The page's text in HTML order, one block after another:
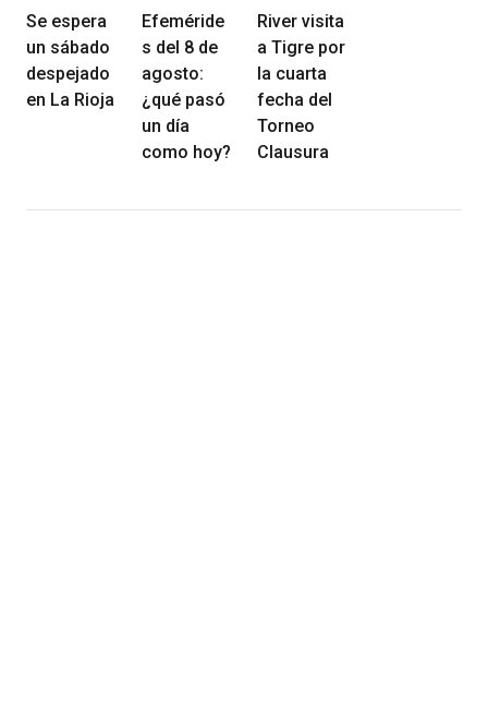
Se espera
un sábado
despejado
en La Rioja
Efeméride
s del 8 de
agosto:
¿qué pasó
un día
como hoy?
River visita
a Tigre por
la cuarta
fecha del
Torneo
Clausura